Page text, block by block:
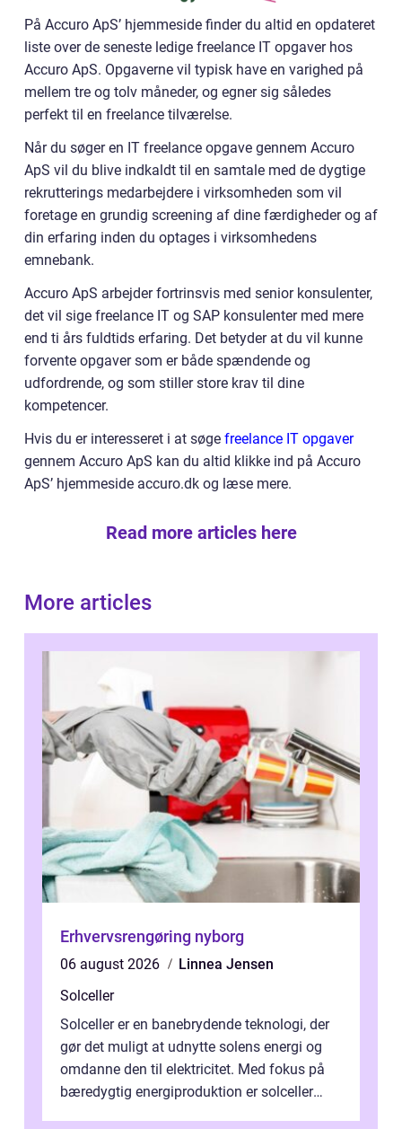
På Accuro ApS’ hjemmeside finder du altid en opdateret
liste over de seneste ledige freelance IT opgaver hos
Accuro ApS. Opgaverne vil typisk have en varighed på
mellem tre og tolv måneder, og egner sig således
perfekt til en freelance tilværelse.
Når du søger en IT freelance opgave gennem Accuro
ApS vil du blive indkaldt til en samtale med de dygtige
rekrutterings medarbejdere i virksomheden som vil
foretage en grundig screening af dine færdigheder og af
din erfaring inden du optages i virksomhedens
emnebank.
Accuro ApS arbejder fortrinsvis med senior konsulenter,
det vil sige freelance IT og SAP konsulenter med mere
end ti års fuldtids erfaring. Det betyder at du vil kunne
forvente opgaver som er både spændende og
udfordrende, og som stiller store krav til dine
kompetencer.
Hvis du er interesseret i at søge freelance IT opgaver
gennem Accuro ApS kan du altid klikke ind på Accuro
ApS’ hjemmeside accuro.dk og læse mere.
Read more articles here
More articles
Erhvervsrengøring nyborg
06 august 2026
Linnea Jensen
Solceller
Solceller er en banebrydende teknologi, der
gør det muligt at udnytte solens energi og
omdanne den til elektricitet. Med fokus på
bæredygtig energiproduktion er solceller